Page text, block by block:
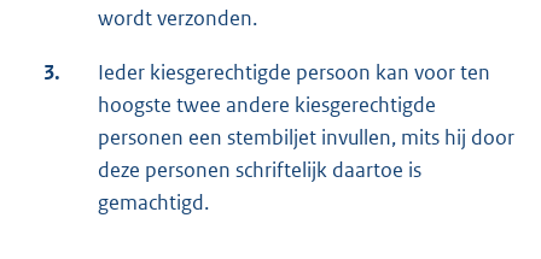
wordt verzonden.
3.
Ieder kiesgerechtigde persoon kan voor ten
hoogste twee andere kiesgerechtigde
personen een stembiljet invullen, mits hij door
deze personen schriftelijk daartoe is
gemachtigd.